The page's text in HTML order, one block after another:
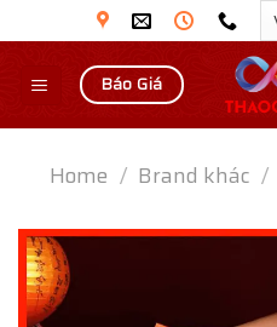
to
content
Báo Giá
Home / Brand khác /